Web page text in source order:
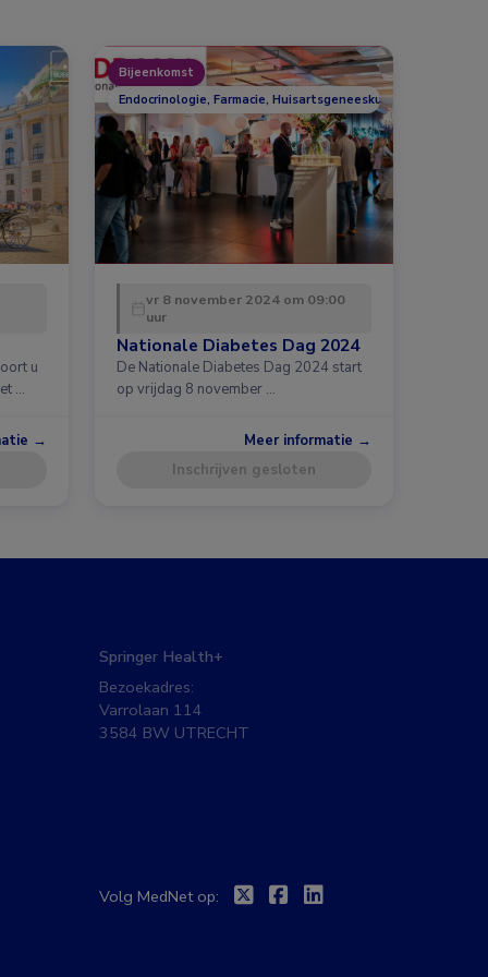
u
…
→
Bijeenkomst
Endocrinologie, Farmacie, Huisartsgeneeskunde, Overig,
vr 8 november 2024 om 09:00
uur
Nationale Diabetes Dag 2024
De Nationale Diabetes Dag 2024 start
op vrijdag 8 november …
Meer informatie →
Inschrijven gesloten
Springer Health+
Bezoekadres:
Varrolaan 114
3584 BW UTRECHT
Volg MedNet op: TwitterFacebook
Linkedin